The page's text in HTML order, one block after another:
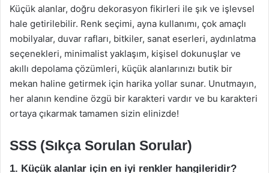
Küçük alanlar, doğru dekorasyon fikirleri ile şık ve işlevsel
hale getirilebilir. Renk seçimi, ayna kullanımı, çok amaçlı
mobilyalar, duvar rafları, bitkiler, sanat eserleri, aydınlatma
seçenekleri, minimalist yaklaşım, kişisel dokunuşlar ve
akıllı depolama çözümleri, küçük alanlarınızı butik bir
mekan haline getirmek için harika yollar sunar. Unutmayın,
her alanın kendine özgü bir karakteri vardır ve bu karakteri
ortaya çıkarmak tamamen sizin elinizde!
SSS (Sıkça Sorulan Sorular)
1. Küçük alanlar için en iyi renkler hangileridir?